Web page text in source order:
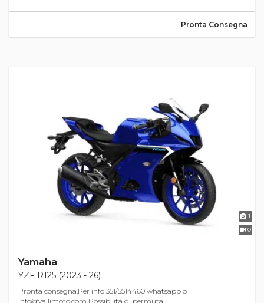
Pronta Consegna
1
0
Yamaha
YZF R125 (2023 - 26)
Pronta consegna.Per info 351/5514460 whatsapp o
info@vallimoto.com Possibilità di permuta ...